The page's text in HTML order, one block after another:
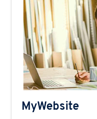
MyWebsite